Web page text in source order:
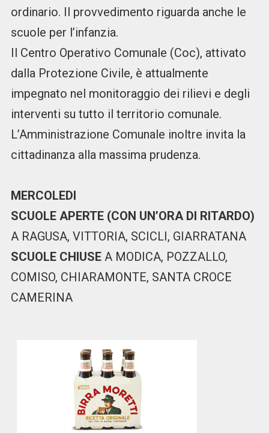
ordinario. Il provvedimento riguarda anche le
scuole per l’infanzia.
Il Centro Operativo Comunale (Coc), attivato
dalla Protezione Civile, è attualmente
impegnato nel monitoraggio dei rilievi e degli
interventi su tutto il territorio comunale.
L’Amministrazione Comunale inoltre invita la
cittadinanza alla massima prudenza.
MERCOLEDI
SCUOLE APERTE (CON UN’ORA DI RITARDO)
A RAGUSA, VITTORIA, SCICLI, GIARRATANA
SCUOLE CHIUSEA MODICA, POZZALLO,
COMISO, CHIARAMONTE, SANTA CROCE
CAMERINA